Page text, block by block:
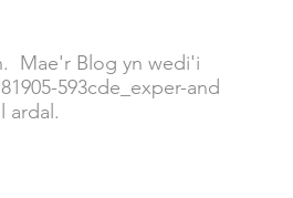
Mae'r Blog yn wedi'i
593cde_exper-and
ardal.